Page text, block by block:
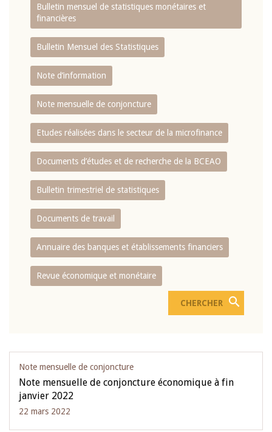
Bulletin mensuel de statistiques monétaires et
financières
Bulletin Mensuel des Statistiques
Note d’information
Note mensuelle de conjoncture
Etudes réalisées dans le secteur de la microfinance
Documents d’études et de recherche de la BCEAO
Bulletin trimestriel de statistiques
Documents de travail
Annuaire des banques et établissements financiers
Revue économique et monétaire
Note mensuelle de conjoncture
Note mensuelle de conjoncture économique à fin
janvier 2022
22 mars 2022